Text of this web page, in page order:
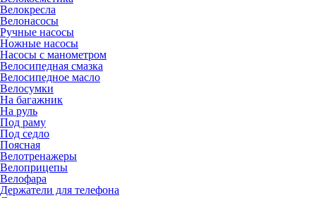
Велокресла
Велонасосы
Ручные насосы
Ножные насосы
Насосы с манометром
Велосипедная смазка
Велосипедное масло
Велосумки
На багажник
На руль
Под раму
Под седло
Поясная
Велотренажеры
Велоприцепы
Велофара
Держатели для телефона